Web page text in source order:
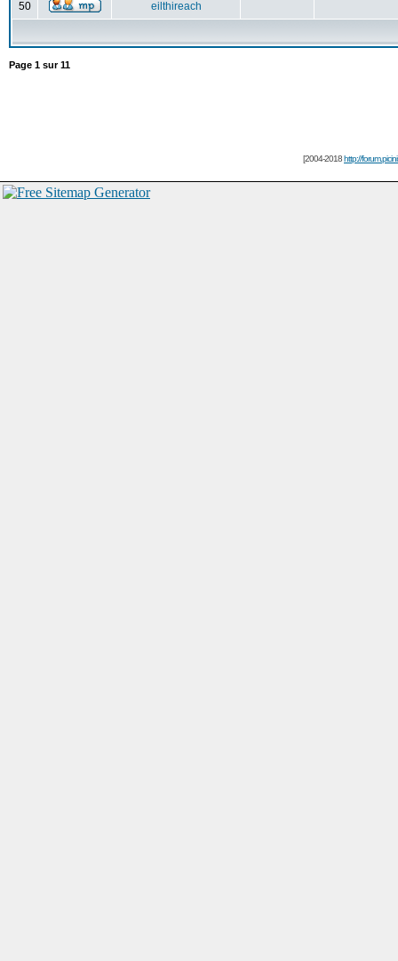
50 eilthireach
Page 1 sur11
[2004-2018http://